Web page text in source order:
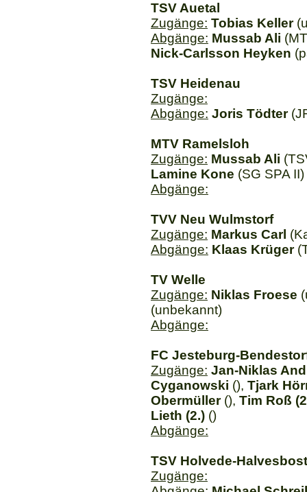
TSV Auetal
Zugänge: Tobias Keller
Abgänge: Mussab Ali
Nick-Carlsson Heyken
TSV Heidenau
Zugänge:
Abgänge: Joris Tödter
MTV Ramelsloh
Zugänge: Mussab Ali
Lamine Kone (SG SPA II)
Abgänge:
TVV Neu Wulmstorf
Zugänge: Markus Carl
Abgänge: Klaas Krüger
TV Welle
Zugänge: Niklas Froese
(unbekannt)
Abgänge:
FC Jesteburg-
Zugänge: Jan-Niklas
Cyganowski (), Tjark
Obermüller(), Tim Roß
Lieth (2.) ()
Abgänge:
TSV Holvede-
Zugänge: